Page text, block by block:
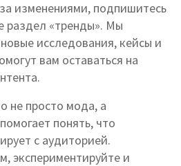
изменениями, подпишитесь
раздел «тренды». Мы
исследования, кейсы и
вам оставаться на
не просто мода, а
понять, что
с аудиторией.
экспериментируйте и